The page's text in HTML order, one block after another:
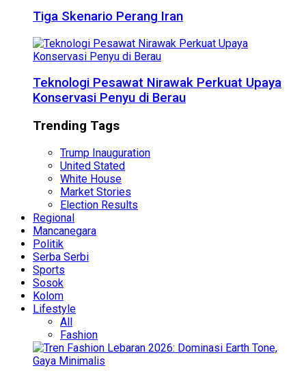
Tiga Skenario Perang Iran
Teknologi Pesawat Nirawak Perkuat Upaya
Konservasi Penyu di Berau
Trending Tags
Trump Inauguration
United Stated
White House
Market Stories
Election Results
Regional
Mancanegara
Politik
Serba Serbi
Sports
Sosok
Kolom
Lifestyle
All
Fashion